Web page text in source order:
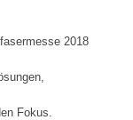
2018
Fokus.